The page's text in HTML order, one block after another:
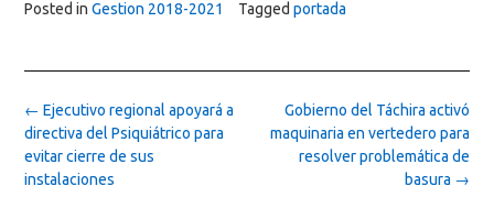
Posted in Gestion 2018-2021 Tagged portada
Post
navigation
Gobierno del Táchira activó
maquinaria en vertedero para
resolver problemática de
basura →
← Ejecutivo regional apoyará a
directiva del Psiquiátrico para
evitar cierre de sus
instalaciones